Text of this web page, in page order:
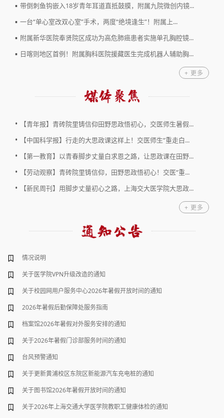
▪ 带倒刺鱼钩嵌入18岁青年耳道直抵鼓膜，附属九院微创内镜...
▪ 一台“单心室改双心室”手术，两度“绝境逢生”！附属上...
▪ 附属新华医院奉贤院区成功为高危肺癌患者实施单孔胸腔镜...
▪ 日喀则地区首例！附属胸科医院援藏医生完成机器人辅助胸...
+ 更多
• 【青年报】青砖院里铸信仰田野思政悟初心，交医师生暑假...
• 【中国科学报】行走的大思政课这样上！交医师生“重走白...
• 【第一教育】以青春脚步丈量白求恩之路，让思政课在田野...
• 【劳动观察】青砖院里铸信仰，田野思政悟初心！交医“重...
• 【新民周刊】用脚步丈量初心之路，上海交大医学院大思政...
+ 更多
情况说明
关于医学院VPN升级改造的通知
关于校园网用户服务中心2026年暑假开放时间的通知
2026年暑假后勤保障处服务指南
档案馆2026年暑假对外服务安排的通知
关于2026年暑假门诊部服务时间的通知
台风预警通知
关于更新黄浦校区东院区新能源汽车充电桩的通知
关于图书馆2026年暑假开放时间的通知
关于2026年上海交通大学医学院教职工健康体检的通知
22
时间：2026-5-22（周五）上午11:15-12:15
13
5
时间：2026-5-13（周三）上午10:00-11:00
地点：浦东校区（半夏路1号）科研楼D306报告厅
主题：21创新论坛： Ferroptosis as a...
时间：2026-4-15（周三）上午9:30-10:30
15
4
主题：21创新论坛： Systemic Iron In...
地点：浦东校区（半夏路1号）东3楼101报告厅
2026年云南省西双版纳州医务人员能力提升培训班顺利举...
2026年云南省德宏州卫生管理人员职业能力提升培训班顺...
2026 “The Lab”医学探索高中生夏令营圆满结营
表达性艺术疗法高阶培训班（第六期）顺利举办
上海交通大学医学院2026年科技成果转化专题培训班举行
2026年度上海市级继续医学教育项目医学专业课程思政教...
2026年上海交通大学AI+脑机接口微专业招生简章
2026年AHA国际标准化心脏安全急救授证课程培训班（第五...
2026年度上海市级继续医学教育推广项目——青少年健康...
2026年度上海市级继续医学教育推广项目——社区常见心...